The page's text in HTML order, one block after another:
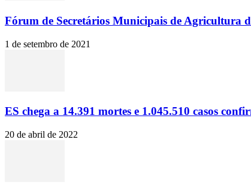
Fórum de Secretários Municipais de Agricultura
1 de setembro de 2021
ES chega a 14.391 mortes e 1.045.510 casos
20 de abril de 2022